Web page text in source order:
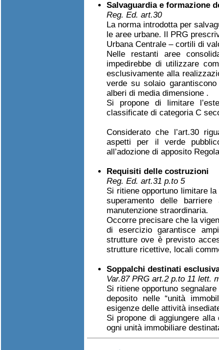
Salvaguardia e formazione
Reg. Ed. art.30
La norma introdotta per
le aree urbane. Il PRG
Urbana Centrale – cortili di
Nelle restanti aree
impedirebbe di utilizzare
esclusivamente alla
verde su solaio
alberi di media dimensione .
Si propone di limitare
classificate di categoria C
Considerato che l’art.30
aspetti per il verde
all’adozione di apposito
Requisiti delle costruzioni
Reg. Ed. art.31 p.to 5
Si ritiene opportuno limitare
superamento delle
manutenzione straordinaria.
Occorre precisare che la
di esercizio garantisce
strutture ove è previsto
strutture ricettive, locali
Soppalchi destinati
Var.87 PRG art.2 p.to 11 lett.
Si ritiene opportuno
deposito nelle “unità
esigenze delle attività
Si propone di aggiungere
ogni unità immobiliare